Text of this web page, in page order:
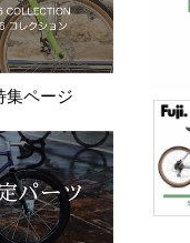
集ページ